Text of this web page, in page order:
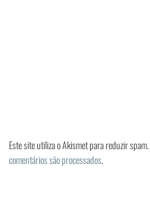
Este site utiliza o Akismet para reduzir spam.
comentários são processados.